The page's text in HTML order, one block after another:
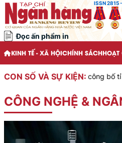
ISSN 2815
Đọc ấn phẩm in
KINH TẾ - XÃ HỘICHÍNH SÁCH
CON SỐ VÀ SỰ KIỆN:
Nam công bố tỉ giá trung tâm
CÔNG NGHỆ &